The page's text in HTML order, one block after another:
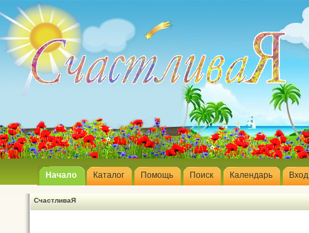
Начало Каталог Помощь Поиск Календарь Вход
СчастливаЯ